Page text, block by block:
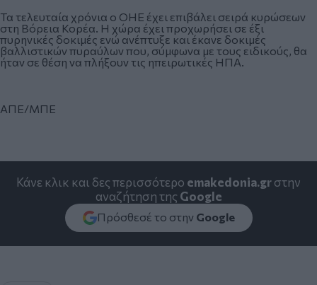
Τα τελευταία χρόνια ο ΟΗΕ έχει επιβάλει σειρά κυρώσεων
στη Βόρεια Κορέα. Η χώρα έχει προχωρήσει σε έξι
πυρηνικές δοκιμές ενώ ανέπτυξε και έκανε δοκιμές
βαλλιστικών πυραύλων που, σύμφωνα με τους ειδικούς, θα
ήταν σε θέση να πλήξουν τις ηπειρωτικές ΗΠΑ.
ΑΠΕ/ΜΠΕ
Κάνε κλικ και δες περισσότερο emakedonia.grστην
αναζήτηση της Google
Πρόσθεσέ το στην Google